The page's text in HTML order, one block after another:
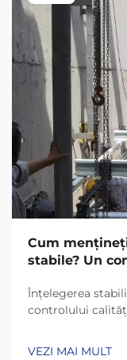
Cum
stabile? Un
Înțelegerea
controlului
VEZI MAI MULT